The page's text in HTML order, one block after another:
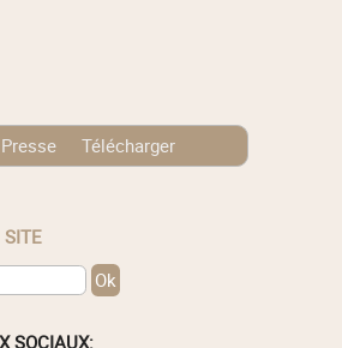
Télécharger
SITE
SOCIAUX: